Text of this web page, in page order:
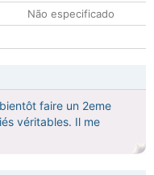
Não especificado
faire un 2eme
véritables. Il me